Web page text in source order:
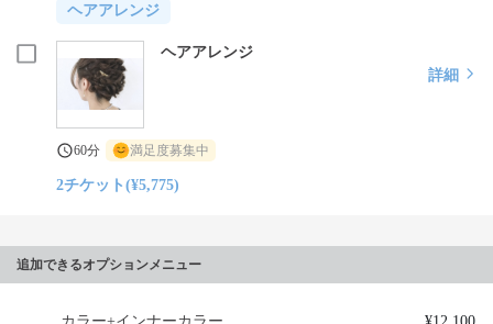
ヘアアレンジ
ヘアアレンジ
詳細
60分 満足度募集中
2チケット(¥5,775)
追加できるオプションメニュー
カラー+インナーカラー ¥12,100